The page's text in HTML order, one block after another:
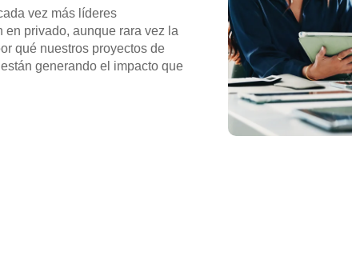
vez más líderes
en privado, aunque rara vez la
qué nuestros proyectos de
generando el impacto que